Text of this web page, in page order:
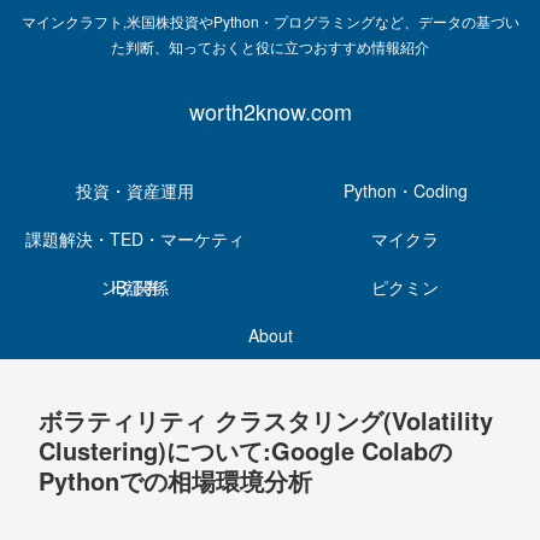
マインクラフト,米国株投資やPython・プログラミングなど、データの基づい
た判断、知っておくと役に立つおすすめ情報紹介
worth2know.com
投資・資産運用
Python・Coding
課題解決・TED・マーケティ
ング関係
マイクラ
IB証券
ピクミン
About
ボラティリティ クラスタリング(Volatility
Clustering)について:Google Colabの
Pythonでの相場環境分析